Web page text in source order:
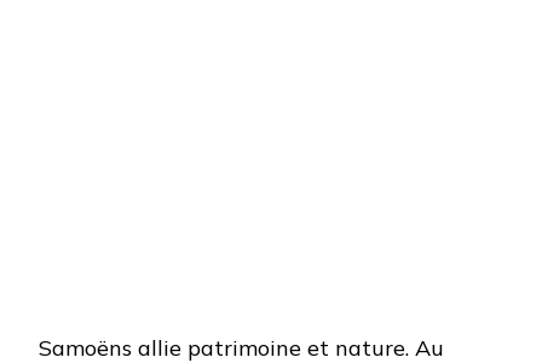
Samoëns allie patrimoine et nature. Au